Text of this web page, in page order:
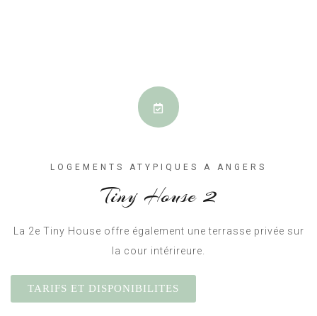
LOGEMENTS ATYPIQUES A ANGERS
Tiny House 2
La 2e Tiny House offre également une terrasse privée sur
la cour intérireure.
TARIFS ET DISPONIBILITES